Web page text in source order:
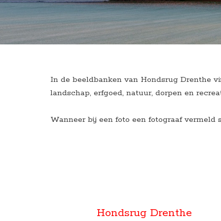
In de beeldbanken van Hondsrug Drenthe
landschap, erfgoed, natuur, dorpen en
Wanneer bij een foto een fotograaf
Hondsrug Drenthe